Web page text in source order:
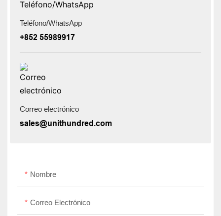
Teléfono/WhatsApp
+852 55989917
Correo electrónico
sales@unithundred.com
Nombre
Correo Electrónico